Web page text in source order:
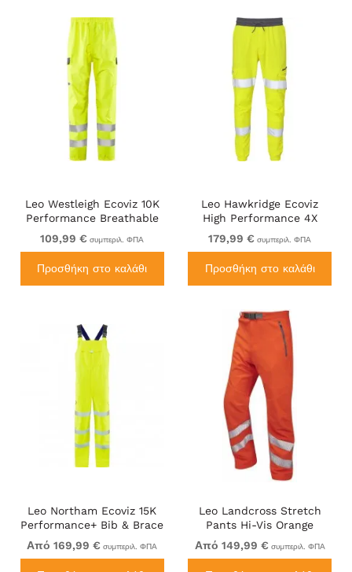
Leo Westleigh Ecoviz 10K
Performance Breathable
Overtrouser Hi-Vis Yellow
109,99 € συμπεριλ. ΦΠΑ
Προσθήκη στο καλάθι
Leo Hawkridge Ecoviz
High Performance 4X
Stretch Trouser Hi-Vis
Yellow
179,99 € συμπεριλ. ΦΠΑ
Προσθήκη στο καλάθι
Leo Northam Ecoviz 15K
Performance+ Bib & Brace
Hi-Vis Yellow
Από 169,99 € συμπεριλ. ΦΠΑ
Leo Landcross Stretch
Pants Hi-Vis Orange
Από 149,99 € συμπεριλ. ΦΠΑ